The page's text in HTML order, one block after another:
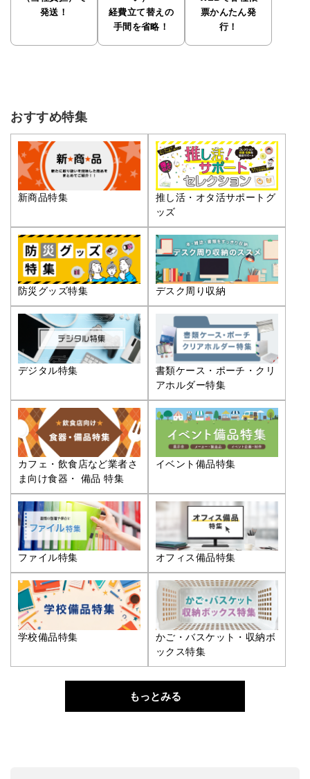
発送！
経費立て替えの
手間を省略！
票かんたん発
行！
おすすめ特集
新商品特集
推し活・オタ活サポートグ
ッズ
防災グッズ特集 デスク周り収納
デジタル特集
書類ケース・ポーチ・クリ
アホルダー特集
カフェ・飲食店など業者さ
ま向け食器・ 備品 特集
イベント備品特集
ファイル特集 オフィス備品特集
学校備品特集
かご・バスケット・収納ボ
ックス特集
もっとみる